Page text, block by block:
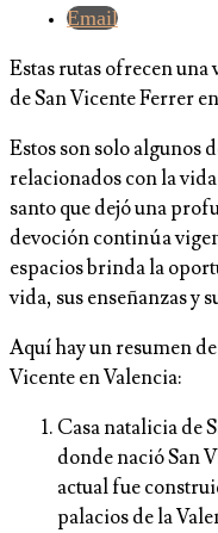
Email
Estas rutas ofrecen
de San Vicente Ferrer
Estos son solo algunos
relacionados con la
santo que dejó una
devoción continúa
espacios brinda la
vida, sus enseñanzas y
Aquí hay un resumen
Vicente en Valencia:
Casa natalicia de
donde nació San
actual fue
palacios de la